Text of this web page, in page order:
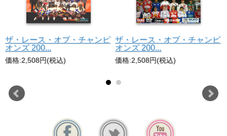
ザ・レース・オブ・チャンピ
オンズ 200...
価格:2,508円(税込)
ザ・レース・オブ・チャンピ
オンズ 200...
価格:2,508円(税込)